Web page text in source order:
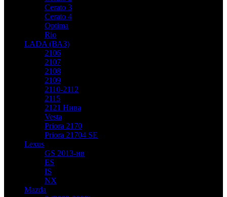
Cerato 3
Cerato 4
Optima
Rio
LADA (ВАЗ)
2106
2107
2108
2109
2110-2112
2115
2121 Нива
Vesta
Priora 2170
Priora 21704 SE
Lexus
GS 2013-нв
ES
IS
NX
Mazda